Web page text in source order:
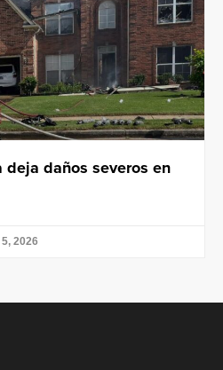
daños severos en
2026